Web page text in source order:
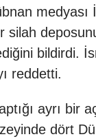
medyası
silah
bildirdi.
reddetti.
ayrı bir
dört